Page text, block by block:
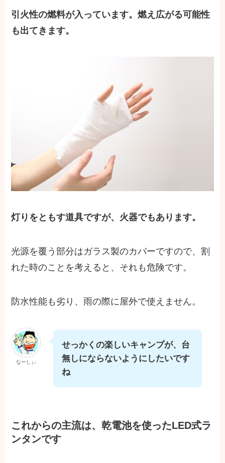
引火性の燃料が入っています。燃え広がる可能性
も出てきます。
灯りをともす道具ですが、火器でもあります。
光源を覆う部分はガラス製のカバーですので、割
れた時のことを考えると、それも危険です。
防水性能も劣り、雨の際に屋外で使えません。
なーしぃ
せっかくの楽しいキャンプが、台
無しにならないようにしたいです
ね
これからの主流は、乾電池を使ったLED式ラ
ンタンです